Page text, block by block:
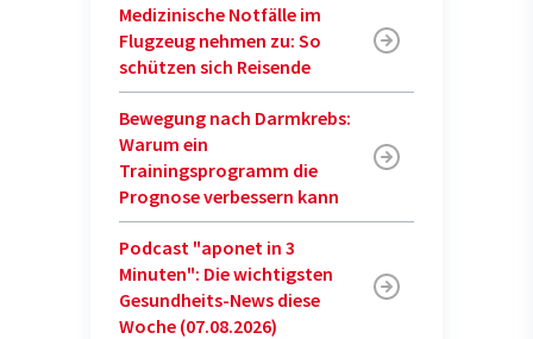
Medizinische Notfälle im
Flugzeug nehmen zu: So
schützen sich Reisende
Bewegung nach Darmkrebs:
Warum ein
Trainingsprogramm die
Prognose verbessern kann
Podcast "aponet in 3
Minuten": Die wichtigsten
Gesundheits-News diese
Woche (07.08.2026)